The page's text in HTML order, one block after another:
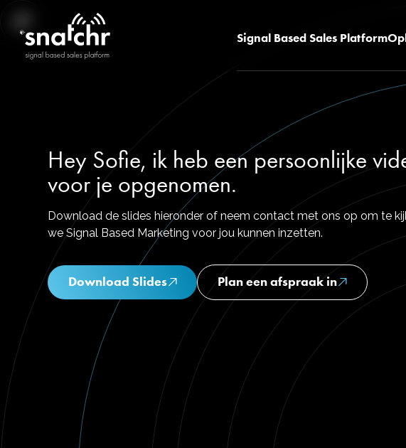
Signal Based Sales Platform
Hey Sofie, ik heb een persoonlijke
voor je opgenomen.
Download de slides hieronder of neem contact met ons op om te
we Signal Based Marketing voor jou kunnen inzetten.
Download Slides Plan een afspraak in